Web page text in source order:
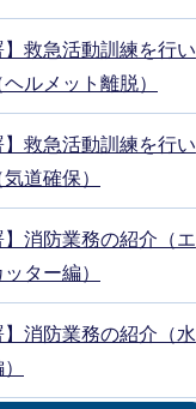
】救急活動訓練を行い
ルメット離脱）
】救急活動訓練を行い
道確保）
】消防業務の紹介（エ
ター編）
】消防業務の紹介（水